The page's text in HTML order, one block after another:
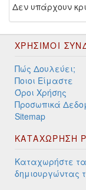
Δεν υπάρχουν
ΧΡΉΣΙΜΟΙ
Πώς Δουλεύει;
Ποιοι Είμαστε
Όροι Χρήσης
Προσωπικά
Sitemap
ΚΑΤΑΧΩΡΗΣΗ
Καταχωρήστε
δημιουργώντας